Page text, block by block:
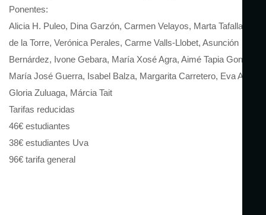
Ponentes:
Alicia H. Puleo, Dina Garzón, Carmen Velayos, Marta Tafalla,
de la Torre, Verónica Perales, Carme Valls-Llobet, Asunción
Bernárdez, Ivone Gebara, María Xosé Agra, Aimé Tapia González,
María José Guerra, Isabel Balza, Margarita Carretero, Eva Antón,
Gloria Zuluaga, Márcia Tait
Tarifas reducidas
46€ estudiantes
38€ estudiantes Uva
96€ tarifa general